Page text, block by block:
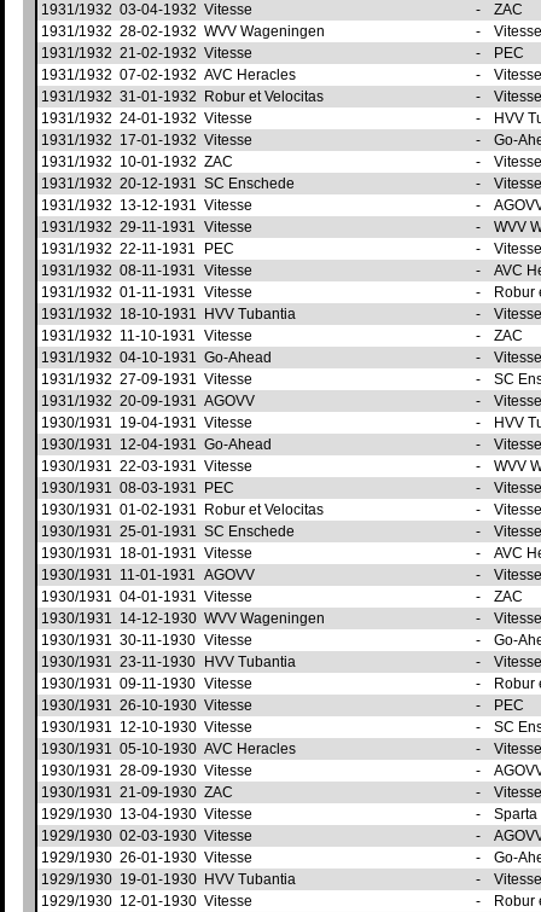
1931/1932 03-04-1932 Vitesse -
ZAC
1931/1932 28-02-1932 WVV Wageningen -
1931/1932 21-02-1932 Vitesse -
PEC
1931/1932 07-02-1932 AVC Heracles -
1931/1932 31-01-1932 Robur et Velocitas -
1931/1932 24-01-1932 Vitesse -
HVV
1931/1932 17-01-1932 Vitesse -
Go-
1931/1932 10-01-1932 ZAC -
1931/1932 20-12-1931 SC Enschede -
1931/1932 13-12-1931 Vitesse -
1931/1932 29-11-1931 Vitesse -
WVV
1931/1932 22-11-1931 PEC -
1931/1932 08-11-1931 Vitesse -
AVC
1931/1932 01-11-1931 Vitesse -
Robur
1931/1932 18-10-1931 HVV Tubantia -
1931/1932 11-10-1931 Vitesse -
ZAC
1931/1932 04-10-1931 Go-Ahead -
1931/1932 27-09-1931 Vitesse -
SC
1931/1932 20-09-1931 AGOVV -
1930/1931 19-04-1931 Vitesse -
HVV
1930/1931 12-04-1931 Go-Ahead -
1930/1931 22-03-1931 Vitesse -
WVV
1930/1931 08-03-1931 PEC -
1930/1931 01-02-1931 Robur et Velocitas -
1930/1931 25-01-1931 SC Enschede -
1930/1931 18-01-1931 Vitesse -
AVC
1930/1931 11-01-1931 AGOVV -
1930/1931 04-01-1931 Vitesse -
ZAC
1930/1931 14-12-1930 WVV Wageningen -
1930/1931 30-11-1930 Vitesse -
Go-
1930/1931 23-11-1930 HVV Tubantia -
1930/1931 09-11-1930 Vitesse -
Robur
1930/1931 26-10-1930 Vitesse -
PEC
1930/1931 12-10-1930 Vitesse -
SC
1930/1931 05-10-1930 AVC Heracles -
1930/1931 28-09-1930 Vitesse -
1930/1931 21-09-1930 ZAC -
1929/1930 13-04-1930 Vitesse -
1929/1930 02-03-1930 Vitesse -
1929/1930 26-01-1930 Vitesse -
Go-
1929/1930 19-01-1930 HVV Tubantia -
1929/1930 12-01-1930 Vitesse -
Robur